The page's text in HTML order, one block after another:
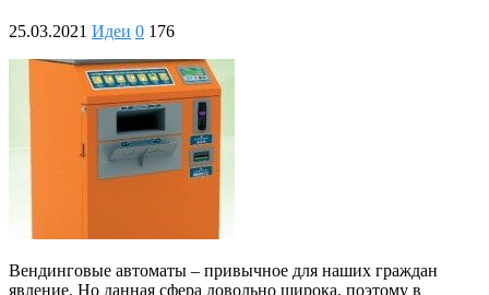
25.03.2021 Идеи 0 176
Вендинговые автоматы – привычное для наших граждан
явление. Но данная сфера довольно широка, поэтому в